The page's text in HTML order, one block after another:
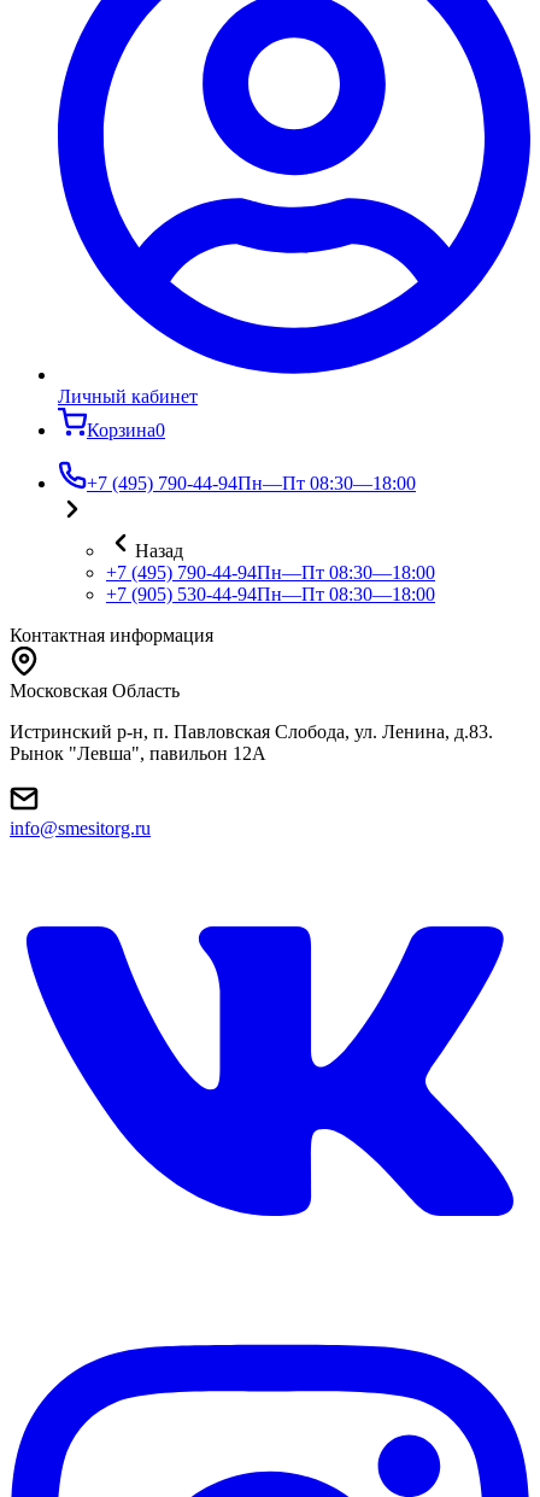
Личный кабинет
Корзина0
+7 (495) 790-44-94Пн—Пт 08:30—18:00
Назад
+7 (495) 790-44-94Пн—Пт 08:30—18:00
+7 (905) 530-44-94Пн—Пт 08:30—18:00
Контактная информация
Московская Область
Истринский р-н, п. Павловская Слобода, ул. Ленина, д.83.
Рынок "Левша", павильон 12A
info@smesitorg.ru